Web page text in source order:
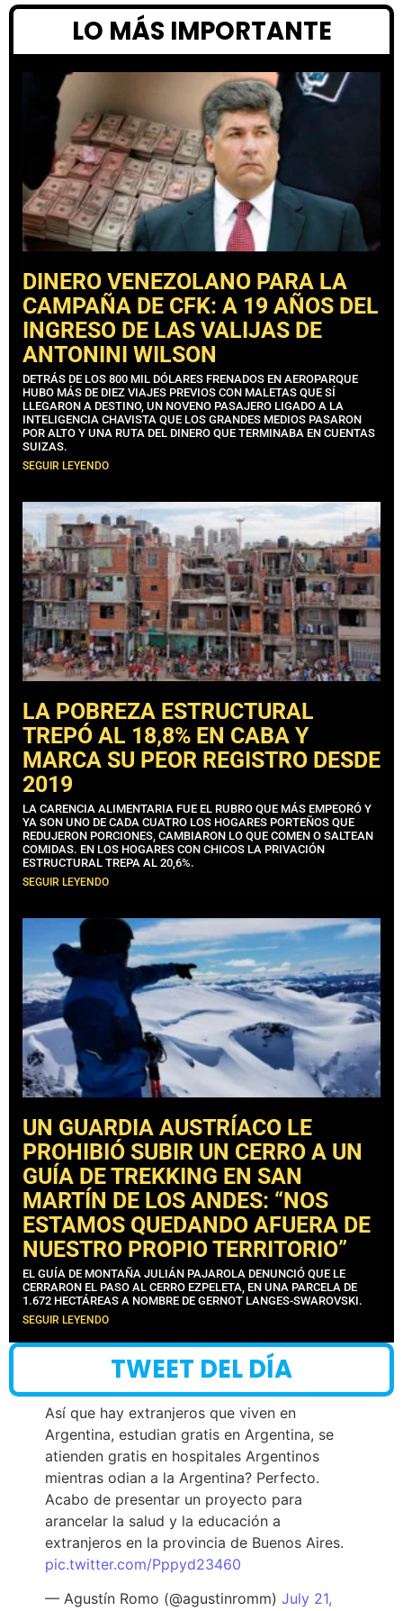
LO MÁS IMPORTANTE
DINERO VENEZOLANO PARA LA
CAMPAÑA DE CFK: A 19 AÑOS DEL
INGRESO DE LAS VALIJAS DE
ANTONINI WILSON
DETRÁS DE LOS 800 MIL DÓLARES FRENADOS EN AEROPARQUE
HUBO MÁS DE DIEZ VIAJES PREVIOS CON MALETAS QUE SÍ
LLEGARON A DESTINO, UN NOVENO PASAJERO LIGADO A LA
INTELIGENCIA CHAVISTA QUE LOS GRANDES MEDIOS PASARON
POR ALTO Y UNA RUTA DEL DINERO QUE TERMINABA EN CUENTAS
SUIZAS.
SEGUIR LEYENDO
LA POBREZA ESTRUCTURAL
TREPÓ AL 18,8% EN CABA Y
MARCA SU PEOR REGISTRO DESDE
2019
LA CARENCIA ALIMENTARIA FUE EL RUBRO QUE MÁS EMPEORÓ Y
YA SON UNO DE CADA CUATRO LOS HOGARES PORTEÑOS QUE
REDUJERON PORCIONES, CAMBIARON LO QUE COMEN O SALTEAN
COMIDAS. EN LOS HOGARES CON CHICOS LA PRIVACIÓN
ESTRUCTURAL TREPA AL 20,6%.
SEGUIR LEYENDO
UN GUARDIA AUSTRÍACO LE
PROHIBIÓ SUBIR UN CERRO A UN
GUÍA DE TREKKING EN SAN
MARTÍN DE LOS ANDES: “NOS
ESTAMOS QUEDANDO AFUERA DE
NUESTRO PROPIO TERRITORIO”
EL GUÍA DE MONTAÑA JULIÁN PAJAROLA DENUNCIÓ QUE LE
CERRARON EL PASO AL CERRO EZPELETA, EN UNA PARCELA DE
1.672 HECTÁREAS A NOMBRE DE GERNOT LANGES-SWAROVSKI.
SEGUIR LEYENDO
TWEET DEL DÍA
Así que hay extranjeros que viven en
Argentina, estudian gratis en Argentina, se
atienden gratis en hospitales Argentinos
mientras odian a la Argentina? Perfecto.
Acabo de presentar un proyecto para
arancelar la salud y la educación a
extranjeros en la provincia de Buenos Aires.
pic.twitter.com/Pppyd23460
— Agustín Romo (@agustinromm) July 21,